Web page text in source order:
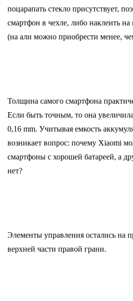
поцарапать стекло присутствует,
смартфон в чехле, либо наклеить на
(на али можно приобрести менее,
Толщина самого смартфона
Если быть точным, то она
0,16 mm. Учитывая емкость
возникает вопрос: почему Xiaomi
смартфоны с хорошей батареей, а
нет?
Элементы управления остались на
верхней части правой грани.